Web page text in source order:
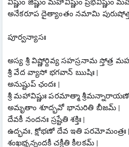
అనేకరూప దైత్యాంతం నమామి
పూర్వన్యాసః
అస్య శ్రీ విష్ణోర్దివ్య సహస్రనామ స్తోత్ర
శ్రీ వేద వ్యాసో భగవాన్ ఋషిః |
అనుష్టుప్ ఛందః |
శ్రీ మహావిష్ణుః పరమాత్మా
అమృతాం శూద్భవో భానురితి బీజమ్ |
దేవకీ నందనః స్రష్టేతి శక్తిః |
ఉద్భవః, క్షోభణో దేవ ఇతి పరమోమంత్రః |
శంఖభృన్నందకీ చక్రీతి కీలకమ్ |